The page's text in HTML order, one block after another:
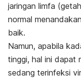
jaringan limfa
normal
baik.
Namun, apabila
tinggi, hal ini dapat
sedang terinfeksi